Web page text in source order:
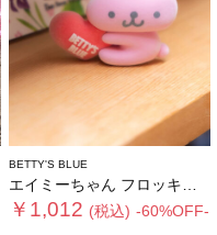
BETTY'S BLUE
エイミーちゃん フロッキーチャーム
￥1,012 (税込) -60%OFF-